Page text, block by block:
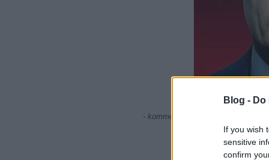
Blog -
If you wish
sensitive
confirm
- kommentár nélkül -